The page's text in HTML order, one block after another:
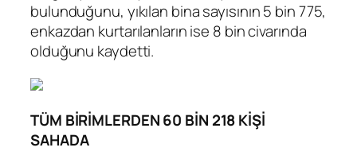
bulunduğunu, yıkılan bina sayısının 5 bin 775,
enkazdan kurtarılanların ise 8 bin civarında
olduğunu kaydetti.
TÜM BİRİMLERDEN 60 BİN 218 KİŞİ
SAHADA